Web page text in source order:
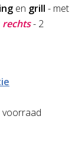
en grill - met
rechts- 2
voorraad